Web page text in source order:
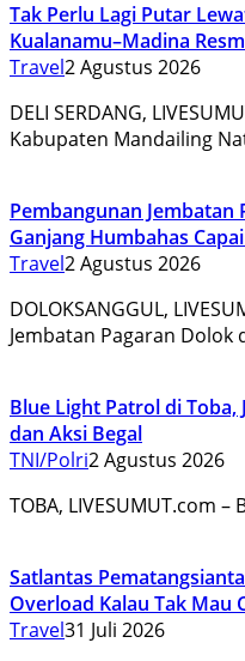
Tak Perlu Lagi Putar
Kualanamu–Madina
Travel2 Agustus 2026
DELI SERDANG,
Kabupaten Mandailing
Pembangunan Jembatan
Ganjang Humbahas
Travel2 Agustus 2026
DOLOKSANGGUL,
Jembatan Pagaran Dolok
Blue Light Patrol di Toba,
dan Aksi Begal
TNI/Polri2 Agustus 2026
TOBA, LIVESUMUT.com
Satlantas
Overload Kalau Tak Mau
Travel31 Juli 2026